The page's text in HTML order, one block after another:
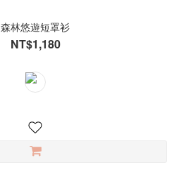
森林悠遊短罩衫
NT$1,180